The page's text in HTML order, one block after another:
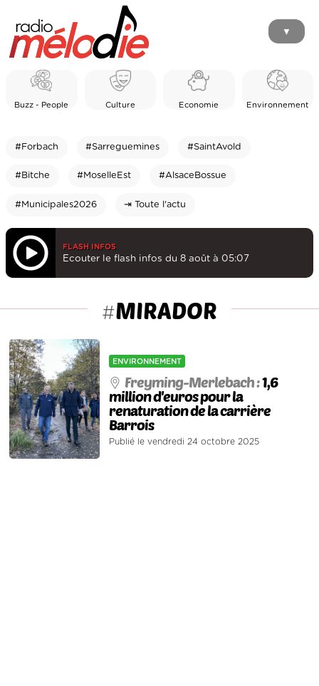
▼
Buzz - People Culture Economie Environnement
#Forbach #Sarreguemines #SaintAvold
#Bitche #MoselleEst #AlsaceBossue
#Municipales2026 ⇥ Toute l'actu
FLASH INFOS
Ecouter le flash infos du 8 août à 05:07
#MIRADOR
ENVIRONNEMENT
Freyming-Merlebach :1,6
million d'euros pour la
renaturation de la carrière
Barrois
Publié le vendredi 24 octobre 2025